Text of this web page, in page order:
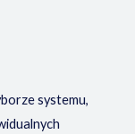
systemu,